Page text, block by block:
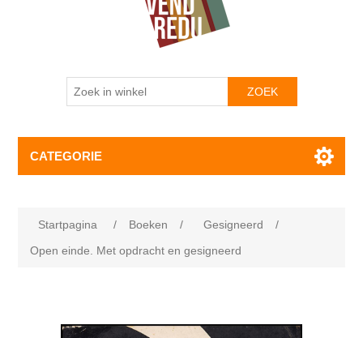
CATEGORIE
Startpagina / Boeken / Gesigneerd
/
Open einde. Met opdracht en gesigneerd